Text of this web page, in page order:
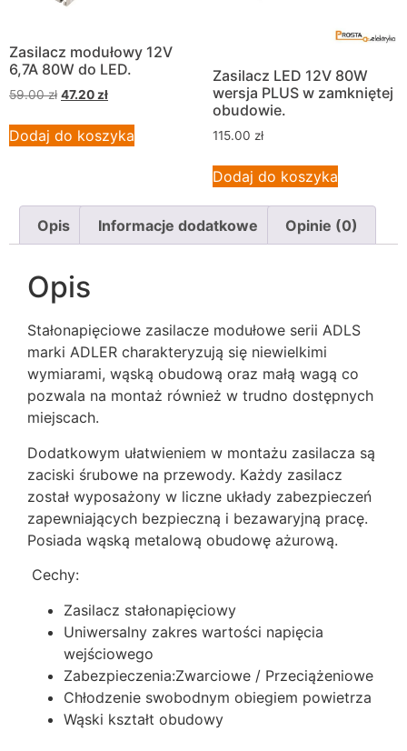
Zasilacz modułowy 12V
6,7A 80W do LED.
59.00zł 47.20zł
Dodaj do koszyka
Zasilacz LED 12V 80W
wersja PLUS w zamkniętej
obudowie.
115.00 zł
Dodaj do koszyka
Opis Informacje dodatkowe Opinie (0)
Opis
Stałonapięciowe zasilacze modułowe serii ADLS
marki ADLER charakteryzują się niewielkimi
wymiarami, wąską obudową oraz małą wagą co
pozwala na montaż również w trudno dostępnych
miejscach.
Dodatkowym ułatwieniem w montażu zasilacza są
zaciski śrubowe na przewody. Każdy zasilacz
został wyposażony w liczne układy zabezpieczeń
zapewniających bezpieczną i bezawaryjną pracę.
Posiada wąską metalową obudowę ażurową.
Cechy:
Zasilacz stałonapięciowy
Uniwersalny zakres wartości napięcia
wejściowego
Zabezpieczenia:Zwarciowe / Przeciążeniowe
Chłodzenie swobodnym obiegiem powietrza
Wąski kształt obudowy